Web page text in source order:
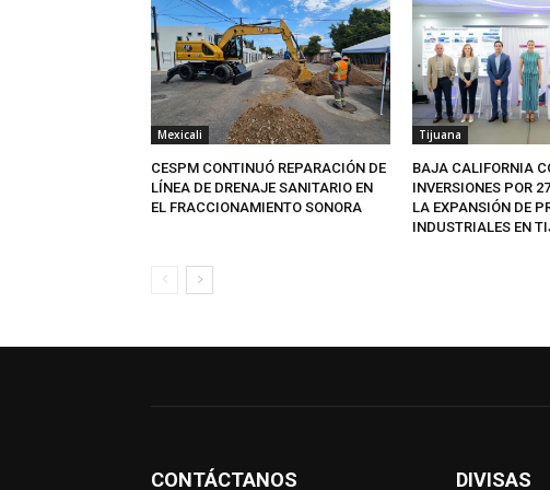
Mexicali
CESPM CONTINUÓ REPARACIÓN DE
LÍNEA DE DRENAJE SANITARIO EN
EL FRACCIONAMIENTO SONORA
Tijuana
BAJA CALIFORNIA
INVERSIONES POR
LA EXPANSIÓN DE
INDUSTRIALES EN
CONTÁCTANOS DIVISAS